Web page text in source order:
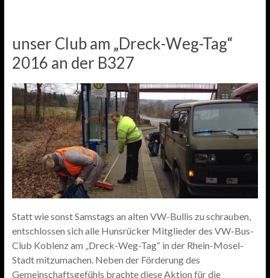
unser Club am „Dreck-Weg-Tag“
2016 an der B327
Statt wie sonst Samstags an alten VW-Bullis zu schrauben,
entschlossen sich alle Hunsrücker Mitglieder des VW-Bus-
Club Koblenz am „Dreck-Weg-Tag“ in der Rhein-Mosel-
Stadt mitzumachen. Neben der Förderung des
Gemeinschaftsgefühls brachte diese Aktion für die